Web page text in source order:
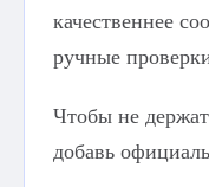
качественнее
ручные
Чтобы не
добавь